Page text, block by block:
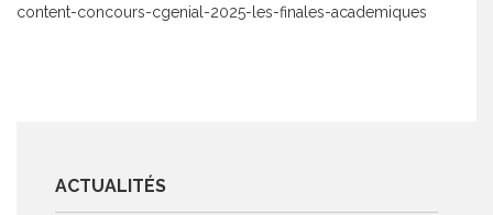
content-concours-cgenial-2025-les-finales-academiques
ACTUALITÉS